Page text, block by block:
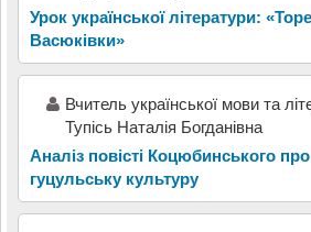
Урок української літератури:
Васюківки»
Вчитель української мови та
Тупісь Наталія Богданівна
Аналіз повісті Коцюбинського про
гуцульську культуру